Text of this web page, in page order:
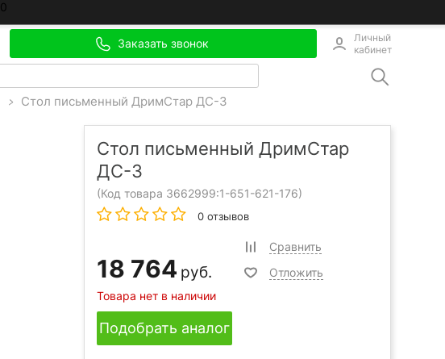
0
Заказать звонок
Личный
кабинет
> Стол письменный ДримСтар ДС-3
Стол письменный ДримСтар
ДС-3
(Код товара 3662999:1-651-621-176)
0 отзывов
18 764 руб.
Товара нет в наличии
Сравнить
Отложить
Подобрать аналог